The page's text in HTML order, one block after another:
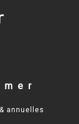
annuelles